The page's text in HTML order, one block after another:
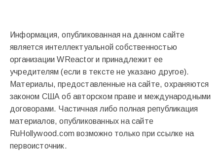
Информация, опубликованная на данном сайте
является интеллектуальной собственностью
организации WReactor и принадлежит ее
учредителям (если в тексте не указано другое).
Материалы, предоставленные на сайте, охраняются
законом США об авторском праве и международными
договорами. Частичная либо полная републикация
материалов, опубликованных на сайте
RuHollywood.com возможно только при ссылке на
первоисточник.